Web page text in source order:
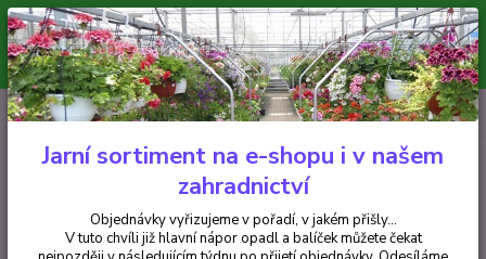
Minimální hodnota pro odeslání z e-shopu je 300 Kč.
V tuto chvíli již hlavní nápor objednávek opadl a balíček můžete čekat
nejpozději v následujícím týdnu po přijetí objednávky. Objednávky
vyřizujeme v pořadí, v jakém přišly...
CZK
+420 602 223 614 0ks
za0 Kč
Jarní sortiment na e-shopu i v našem
zahradnictví
Objednávky vyřizujeme v pořadí, v jakém přišly...
V tuto chvíli již hlavní nápor opadl a balíček můžete čekat